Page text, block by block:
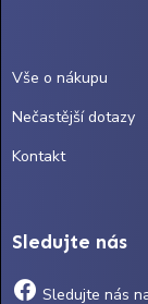
Vše o nákupu
Nečastější dotazy
Kontakt
Sledujte nás
Sledujte nás